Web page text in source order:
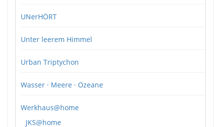
UNerHÖRT
Unter leerem Himmel
Urban Triptychon
Wasser · Meere · Ozeane
Werkhaus@home
JKS@home